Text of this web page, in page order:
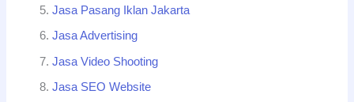
Jasa Pasang Iklan Jakarta
Jasa Advertising
Jasa Video Shooting
Jasa SEO Website